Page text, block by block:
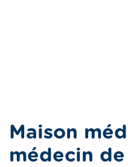
Maison
médecin